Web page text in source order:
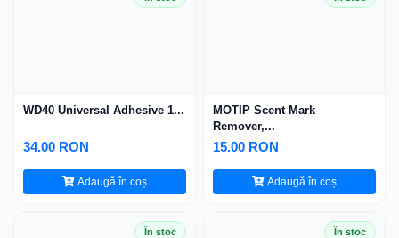
WD40 Universal Adhesive 1...
34.00 RON
Adaugă în coș
MOTIP Scent Mark
Remover,...
15.00 RON
Adaugă în coș
În stoc În stoc